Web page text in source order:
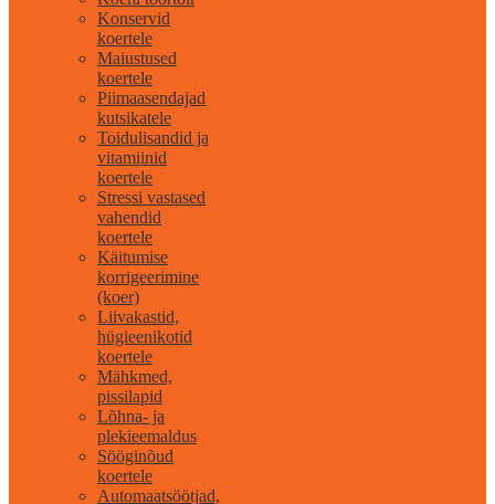
Konservid
koertele
Maiustused
koertele
Piimaasendajad
kutsikatele
Toidulisandid ja
vitamiinid
koertele
Stressi vastased
vahendid
koertele
Käitumise
korrigeerimine
(koer)
Liivakastid,
hügieenikotid
koertele
Mähkmed,
pissilapid
Lõhna- ja
plekieemaldus
Sööginõud
koertele
Automaatsöötjad,